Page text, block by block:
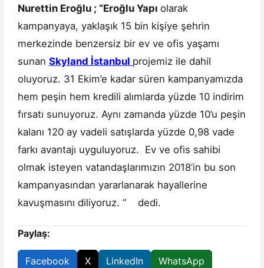
Nurettin Eroğlu ; “Eroğlu Yapı olarak
kampanyaya, yaklaşık 15 bin kişiye şehrin
merkezinde benzersiz bir ev ve ofis yaşamı
sunan Skyland İstanbul projemiz ile dahil
oluyoruz. 31 Ekim’e kadar süren kampanyamızda
hem peşin hem kredili alımlarda yüzde 10 indirim
fırsatı sunuyoruz. Aynı zamanda yüzde 10’u peşin
kalanı 120 ay vadeli satışlarda yüzde 0,98 vade
farkı avantajı uyguluyoruz. Ev ve ofis sahibi
olmak isteyen vatandaşlarımızın 2018’in bu son
kampanyasından yararlanarak hayallerine
kavuşmasını diliyoruz. ” dedi.
Paylaş:
Facebook X LinkedIn WhatsApp